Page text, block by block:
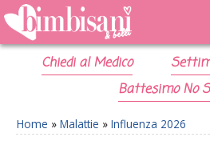
Chiedi al Medico
Battesimo No
Home » Malattie » Influenza 2026